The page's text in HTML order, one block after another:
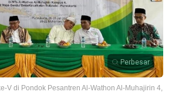
Perbesar
V di Pondok Pesantren Al-Wathon Al-Muhajirin 4,